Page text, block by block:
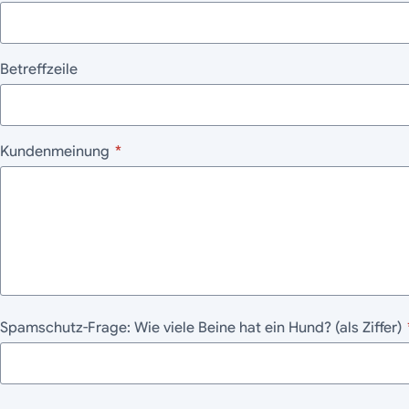
Betreffzeile
Kundenmeinung *
Spamschutz-Frage: Wie viele Beine hat ein Hund? (als Ziffer)